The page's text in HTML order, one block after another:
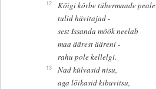
12
Kõigi kõrbe tühermaade peale
tulid hävitajad -
sest Issanda mõõk neelab
maa äärest ääreni -
rahu pole kellelgi.
13
Nad külvasid nisu,
aga lõikasid kibuvitsu,